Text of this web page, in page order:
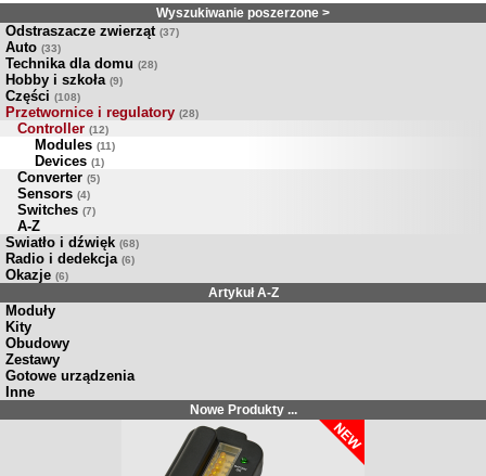
Wyszukiwanie poszerzone >
Odstraszacze zwierząt (37)
Auto (33)
Technika dla domu (28)
Hobby i szkoła (9)
Części (108)
Przetwornice i regulatory (28)
Controller (12)
Modules (11)
Devices (1)
Converter (5)
Sensors (4)
Switches (7)
A-Z
Swiatło i dźwięk (68)
Radio i dedekcja (6)
Okazje (6)
Artykuł A-Z
Moduły
Kity
Obudowy
Zestawy
Gotowe urządzenia
Inne
Nowe Produkty ...